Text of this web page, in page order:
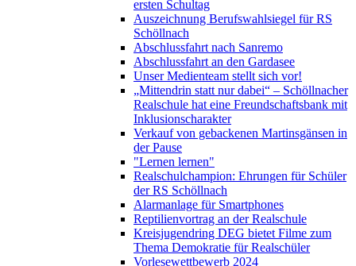
ersten Schultag
Auszeichnung Berufswahlsiegel für RS
Schöllnach
Abschlussfahrt nach Sanremo
Abschlussfahrt an den Gardasee
Unser Medienteam stellt sich vor!
„Mittendrin statt nur dabei“ – Schöllnacher
Realschule hat eine Freundschaftsbank mit
Inklusionscharakter
Verkauf von gebackenen Martinsgänsen in
der Pause
"Lernen lernen"
Realschulchampion: Ehrungen für Schüler
der RS Schöllnach
Alarmanlage für Smartphones
Reptilienvortrag an der Realschule
Kreisjugendring DEG bietet Filme zum
Thema Demokratie für Realschüler
Vorlesewettbewerb 2024